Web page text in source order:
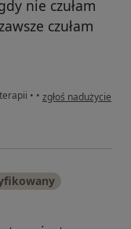
nie czułam
czułam
• • w opinii
zgłoś nadużycie